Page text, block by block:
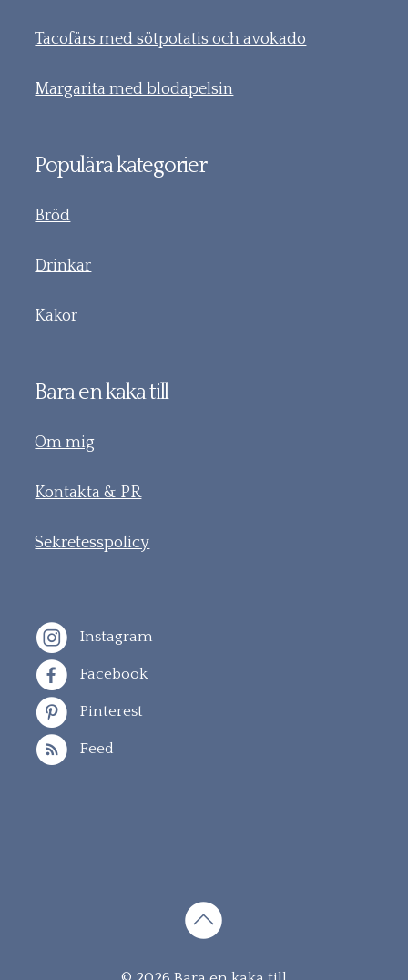
Tacofärs med sötpotatis och avokado
Margarita med blodapelsin
Populära kategorier
Bröd
Drinkar
Kakor
Bara en kaka till
Om mig
Kontakta & PR
Sekretesspolicy
Instagram
Facebook
Pinterest
Feed